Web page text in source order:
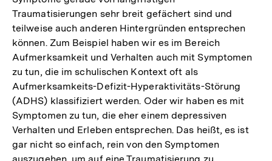
Traumatisierungen sehr breit gefächert sind und
teilweise auch anderen Hintergründen entsprechen
können. Zum Beispiel haben wir es im Bereich
Aufmerksamkeit und Verhalten auch mit Symptomen
zu tun, die im schulischen Kontext oft als
Aufmerksamkeits-Defizit-Hyperaktivitäts-Störung
(ADHS) klassifiziert werden. Oder wir haben es mit
Symptomen zu tun, die eher einem depressiven
Verhalten und Erleben entsprechen. Das heißt, es ist
gar nicht so einfach, rein von den Symptomen